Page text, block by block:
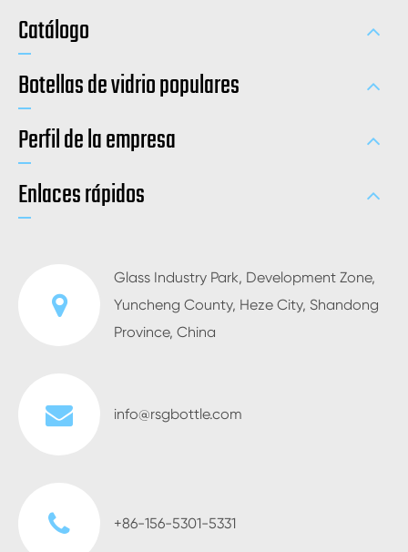
Catálogo
Botellas de vidrio populares
Perfil de la empresa
Enlaces rápidos
Glass Industry Park, Development Zone,
Yuncheng County, Heze City, Shandong
Province, China
info@rsgbottle.com
+86-156-5301-5331